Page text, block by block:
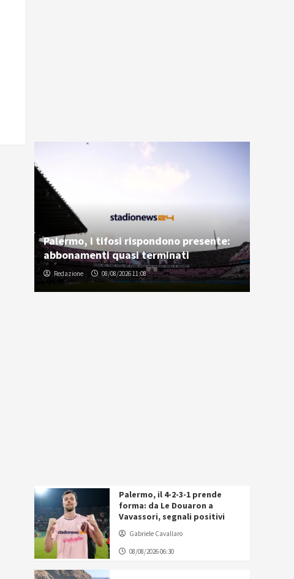
Palermo, i tifosi rispondono presente:
abbonamenti quasi terminati
Redazione 08/08/2026 11:08
Palermo, il 4-2-3-1 prende
forma: da Le Douaron a
Vavassori, segnali positivi
Gabriele Cavallaro
08/08/2026 06:30